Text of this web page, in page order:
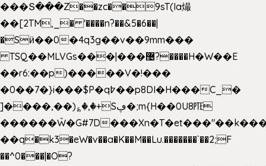
���Տ���Z��zc��9sT(Ia熶
��[2TM,_� '����n?��&5�6��|
�Sӥ��0�4q3g��v��9mm���
TSQ��MLVGs���|���޴?����H�W��E
��r6:��p)�����V�!���
�0��7�}i���$P�q߈��p8DI�H���C_�
]����,��)؏�,�+Sڥ�;m{H��0U8㉐
������Ŵ�G#7D
��q�k3�eW�v��a�K��M��Lu.�������`��2;F
��^0���|�O?